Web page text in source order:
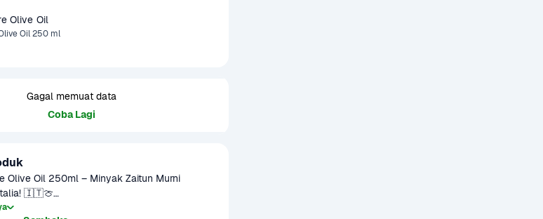
Olive Oil
Oil 250 ml
Gagal memuat data
Coba Lagi
Olive Oil 250ml – Minyak Zaitun Murni
🇮🇹🍈